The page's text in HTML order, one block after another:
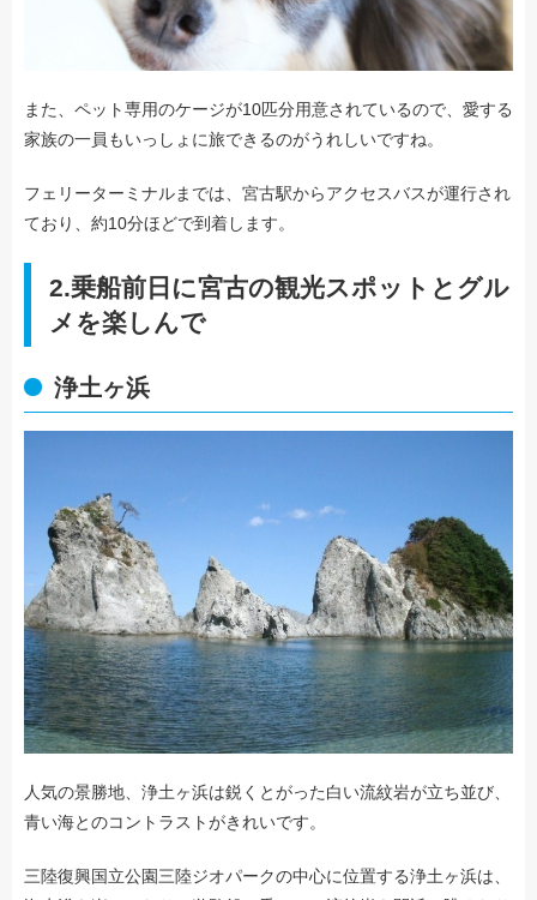
また、ペット専用のケージが10匹分用意されているので、愛する
家族の一員もいっしょに旅できるのがうれしいですね。
フェリーターミナルまでは、宮古駅からアクセスバスが運行され
ており、約10分ほどで到着します。
2.乗船前日に宮古の観光スポットとグル
メを楽しんで
浄土ヶ浜
人気の景勝地、浄土ヶ浜は鋭くとがった白い流紋岩が立ち並び、
青い海とのコントラストがきれいです。
三陸復興国立公園三陸ジオパークの中心に位置する浄土ヶ浜は、